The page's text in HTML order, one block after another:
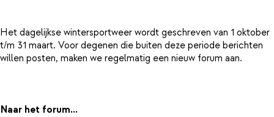
Het dagelijkse wintersportweer wordt geschreven van 1 oktober
t/m 31 maart. Voor degenen die buiten deze periode berichten
willen posten, maken we regelmatig een nieuw forum aan.
Naar het forum...